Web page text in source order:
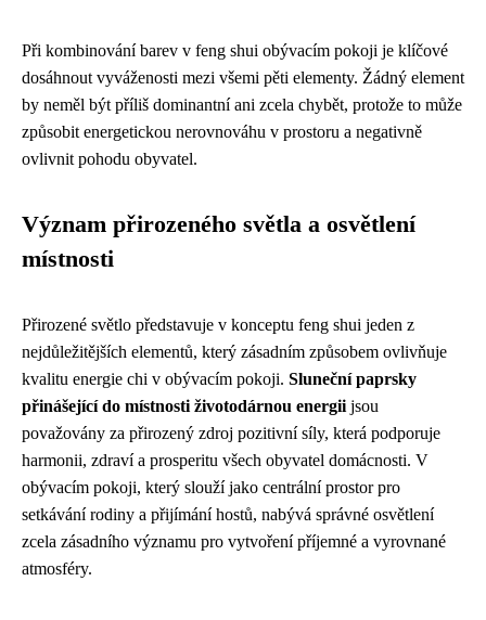
Při kombinování barev v feng shui obývacím pokoji je klíčové
dosáhnout vyváženosti mezi všemi pěti elementy. Žádný element
by neměl být příliš dominantní ani zcela chybět, protože to může
způsobit energetickou nerovnováhu v prostoru a negativně
ovlivnit pohodu obyvatel.
Význam přirozeného světla a osvětlení
místnosti
Přirozené světlo představuje v konceptu feng shui jeden z
nejdůležitějších elementů, který zásadním způsobem ovlivňuje
kvalitu energie chi v obývacím pokoji. Sluneční paprsky
přinášející do místnosti životodárnou energii jsou
považovány za přirozený zdroj pozitivní síly, která podporuje
harmonii, zdraví a prosperitu všech obyvatel domácnosti. V
obývacím pokoji, který slouží jako centrální prostor pro
setkávání rodiny a přijímání hostů, nabývá správné osvětlení
zcela zásadního významu pro vytvoření příjemné a vyrovnané
atmosféry.